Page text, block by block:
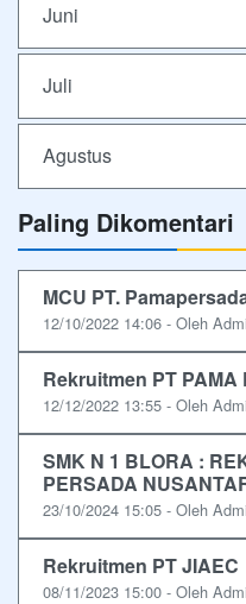
Juni
Juli
Agustus
Paling Dikomentari
MCU PT.
12/10/2022 14:06 - Oleh
Rekruitmen PT
12/12/2022 13:55 - Oleh
SMK N 1 BLORA :
PERSADA
23/10/2024 15:05 - Oleh
Rekruitmen PT JIAEC
08/11/2023 15:00 - Oleh